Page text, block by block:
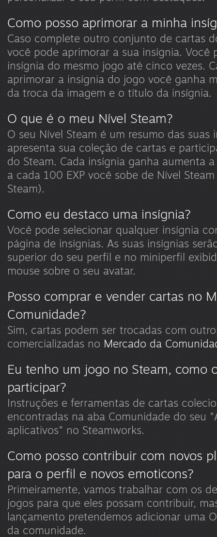
Como posso aprimorar a minha
Caso complete outro conjunto de cartas
você pode aprimorar a sua insígnia. Você
insígnia do mesmo jogo até cinco vezes.
aprimorar a insígnia do jogo você ganha
da troca da imagem e o título da insígnia.
O que é o meu Nível Steam?
O seu Nível Steam é um resumo das suas
apresenta sua coleção de cartas e
do Steam. Cada insígnia ganha aumenta
a cada 100 EXP você sobe de Nível
Steam).
Como eu destaco uma insígnia?
Você pode selecionar qualquer insígnia
página de insígnias. As suas insígnias
superior do seu perfil e no miniperfil
mouse sobre o seu avatar.
Posso comprar e vender cartas no
Comunidade?
Sim, cartas podem ser trocadas com
comercializadas no Mercado da
Eu tenho um jogo no Steam, como
participar?
Instruções e ferramentas de cartas
encontradas na aba Comunidade do seu
aplicativos" no Steamworks.
Como posso contribuir com novos
para o perfil e novos emoticons?
Primeiramente, vamos trabalhar com os
jogos para que eles possam contribuir,
lançamento pretendemos adicionar uma
da comunidade.